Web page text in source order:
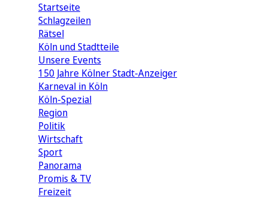
Startseite
Schlagzeilen
Rätsel
Köln und Stadtteile
Unsere Events
150 Jahre Kölner Stadt-Anzeiger
Karneval in Köln
Köln-Spezial
Region
Politik
Wirtschaft
Sport
Panorama
Promis & TV
Freizeit